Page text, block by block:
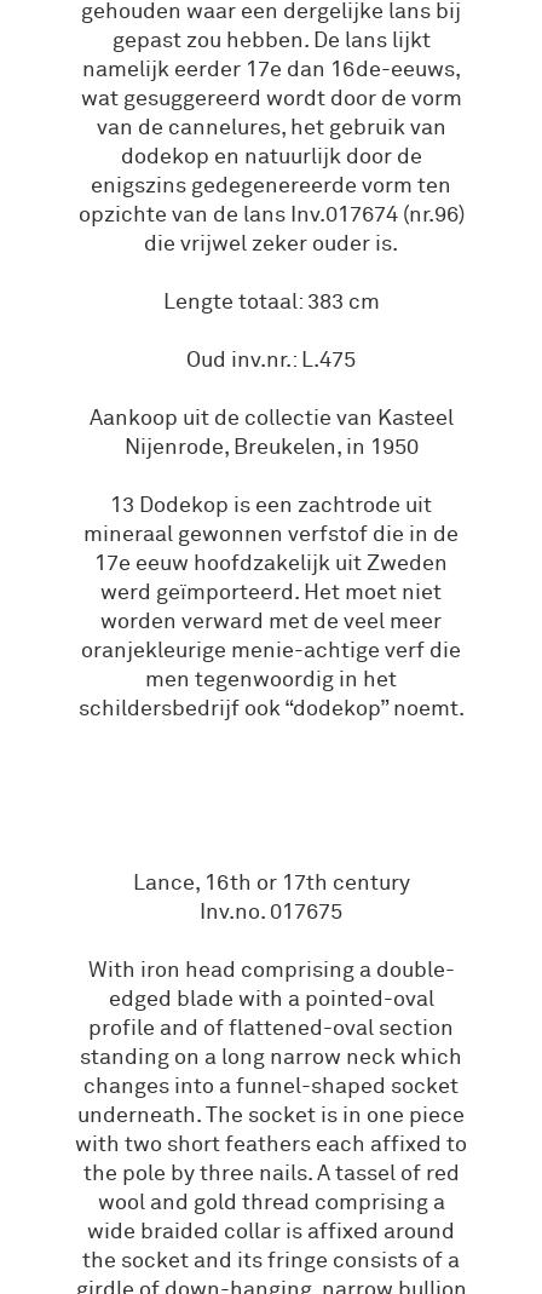
gehouden waar een dergelijke lans bij
gepast zou hebben. De lans lijkt
namelijk eerder 17e dan 16de-eeuws,
wat gesuggereerd wordt door de vorm
van de cannelures, het gebruik van
dodekop en natuurlijk door de
enigszins gedegenereerde vorm ten
opzichte van de lans Inv.017674 (nr.96)
die vrijwel zeker ouder is.
Lengte totaal: 383 cm
Oud inv.nr.: L.475
Aankoop uit de collectie van Kasteel
Nijenrode, Breukelen, in 1950
13 Dodekop is een zachtrode uit
mineraal gewonnen verfstof die in de
17e eeuw hoofdzakelijk uit Zweden
werd geïmporteerd. Het moet niet
worden verward met de veel meer
oranjekleurige menie-achtige verf die
men tegenwoordig in het
schildersbedrijf ook “dodekop” noemt.
Lance, 16th or 17th century
Inv.no. 017675
With iron head comprising a double-
edged blade with a pointed-oval
profile and of flattened-oval section
standing on a long narrow neck which
changes into a funnel-shaped socket
underneath. The socket is in one piece
with two short feathers each affixed to
the pole by three nails. A tassel of red
wool and gold thread comprising a
wide braided collar is affixed around
the socket and its fringe consists of a